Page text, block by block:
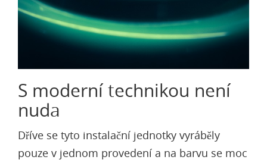
S moderní technikou není
nuda
Dříve se tyto instalační jednotky vyráběly
pouze v jednom provedení a na barvu se moc